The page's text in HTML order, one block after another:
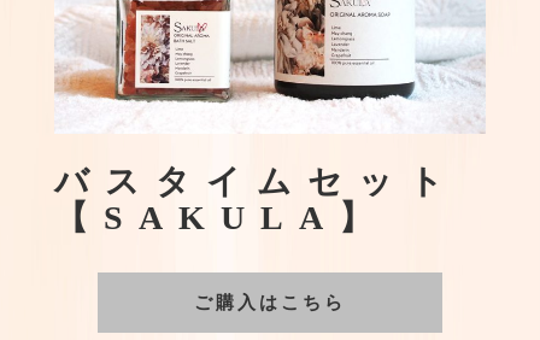
バスタイムセット
【SAKULA】
ご購入はこちら